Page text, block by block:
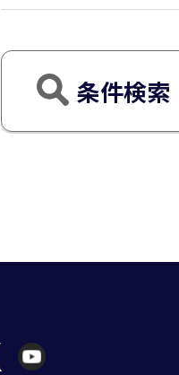
条件検索